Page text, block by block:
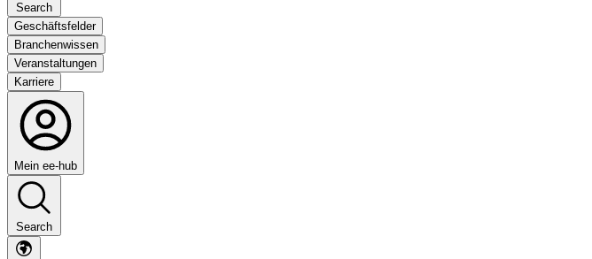
Search
Geschäftsfelder
Branchenwissen
Veranstaltungen
Karriere
Mein ee-hub
Search